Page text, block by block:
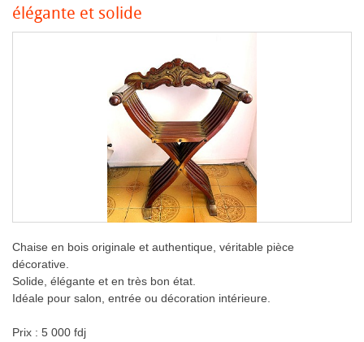
élégante et solide
Chaise en bois originale et authentique, véritable pièce
décorative.
Solide, élégante et en très bon état.
Idéale pour salon, entrée ou décoration intérieure.
Prix : 5 000 fdj